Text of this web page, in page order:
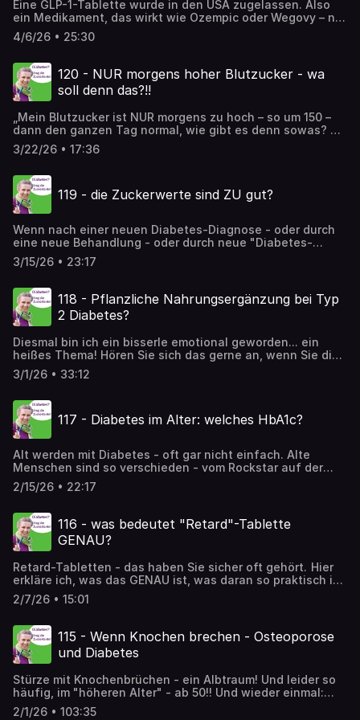
Eine GLP-1-Tablette wurde in den USA zugelassen. Also
ein Medikament, das wirkt wie Ozempic oder Wegovy – nur
eben zum Schlucken statt zum Spritzen. Aber… (Sie
kennen mich 😉) ... so einfach ist es natürlich nicht. Wie
viel nimmt man damit ab? Warum sind die
Nebenwirkungen häufiger als bei den Spritzen? Und für
wen könnte sie trotzdem eine gute Lösung sein?
4/6/26 • 25:30
120 - NUR morgens hoher Blutzucker - wa
soll denn das?!!
„Mein Blutzucker ist NUR morgens zu hoch – so um 150 –
dann den ganzen Tag normal, wie gibt es denn sowas? 🤔
hab ich schon Diabetes?“ In dieser Folge erkläre ich, wie
es zu hohen Nüchtern-Blutzucker-Werten kommen kann,
Kühlschrank plündert. Und wir überlegen, was man etwas
dagegen machen kann – und ob man dagegen überhaupt
etwas unternehmen soll.
3/22/26 • 17:36
119 - die Zuckerwerte sind ZU gut?
Wenn nach einer neuen Diabetes-Diagnose - oder durch
eine neue Behandlung - oder durch neue "Diabetes-
Motivation" - die Zuckerwerte recht schnell innerhalb
einiger Tage oder Wochen sinken, dann kann das
einfach nur schön sind, und wann man doch etwas
genauer hinschauen muss.
3/15/26 • 23:17
118 - Pflanzliche Nahrungsergänzung bei Typ
2 Diabetes?
Diesmal bin ich ein bisserle emotional geworden... ein
heißes Thema! Hören Sie sich das gerne an, wenn Sie die
Zuckertante einmal "in Fahrt" erleben möchten...
Nahrungsergänzung.... So viele Angebote für Menschen
im Internet. Was soll man davon halten? Ich hatte konkret
eine Anfrage zu den Präparaten: Beat-2, Wellion ZIMT
plus, ApoLife Zuckerstoffwechsel, alle aus der Apotheke.
das mir wirklich wichtig ist! Wie immer ungeschnitten
meine ehrliche Meinung. Ich bin die Zuckertante, MR Dr.
Susanne Pusarnig Ärztin für Allgemeinmedizin Unsere
Community trifft sich in der APP der Zuckertante, schauen
3/1/26 • 33:12
117 - Diabetes im Alter: welches HbA1c?
Alt werden mit Diabetes - oft gar nicht einfach. Alte
Menschen sind so verschieden - vom Rockstar auf der
Bühne bis zum pflegebedürftigen dementen alten
Menschen. Diabetes-Therapie muss sich anpassen -
passen und wie man das herausfindet, darum geht es in
dieser Folge.
2/15/26 • 22:17
116 - was bedeutet "Retard"-Tablette
GENAU?
Retard-Tabletten - das haben Sie sicher oft gehört. Hier
erkläre ich, was das GENAU ist, was daran so praktisch ist
und warum diese Tabletten meist besser verträglich sind.
Schauen Sie sich auch die neue APP der Zuckertante an!
2/7/26 • 15:01
115 - Wenn Knochen brechen - Osteoporose
und Diabetes
Stürze mit Knochenbrüchen - ein Albtraum! Und leider so
häufig, im "höheren Alter" - ab 50!! Und wieder einmal:
noch häufiger, wenn man Diabetes hat. Hier ein
2/1/26 • 103:35